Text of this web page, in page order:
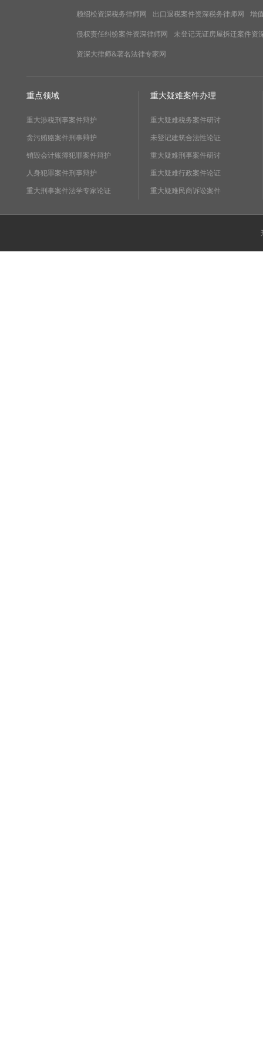
赖绍松资深税务律师网 出口退税案件资深税务律师网 增
侵权责任纠纷案件资深律师网 未登记无证房屋拆迁案件资
资深大律师&著名法律专家网
重点领域
重大涉税刑事案件辩护
贪污贿赂案件刑事辩护
销毁会计账簿犯罪案件辩护
人身犯罪案件刑事辩护
重大刑事案件法学专家论证
重大疑难案件办理
重大疑难税务案件研讨
未登记建筑合法性论证
重大疑难刑事案件研讨
重大疑难行政案件论证
重大疑难民商诉讼案件